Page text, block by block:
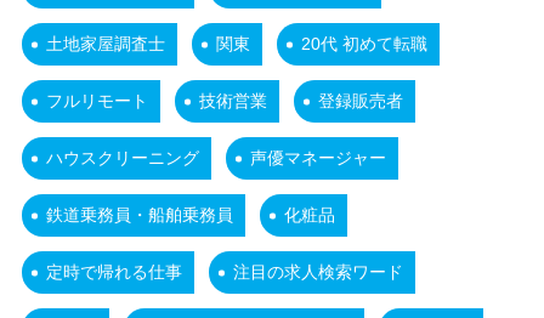
土地家屋調査士 関東 20代 初めて転職
フルリモート 技術営業 登録販売者
ハウスクリーニング 声優マネージャー
鉄道乗務員・船舶乗務員 化粧品
定時で帰れる仕事 注目の求人検索ワード